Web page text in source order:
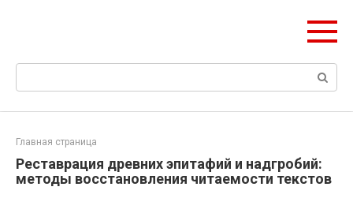
Поиск:
Главная страница
Реставрация древних эпитафий и надгробий:
методы восстановления читаемости текстов